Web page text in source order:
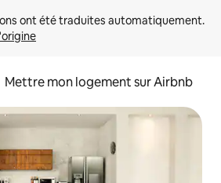
Mettre mon logement sur Airbnb